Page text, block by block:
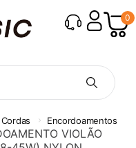
0
Encordoamentos
VIOLÃO